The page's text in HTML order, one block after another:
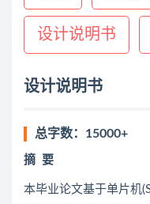
设计说明书
设计说明书
总字数：15000+
摘 要
本毕业论文基于单片机